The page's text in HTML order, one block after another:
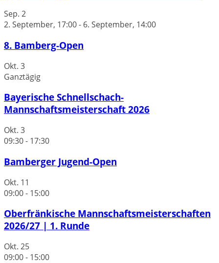
Sep. 2
2. September, 17:00- 6. September, 14:00
8. Bamberg-Open
Okt. 3
Ganztägig
Bayerische Schnellschach-
Mannschaftsmeisterschaft 2026
Okt. 3
09:30- 17:30
Bamberger Jugend-Open
Okt. 11
09:00- 15:00
Oberfränkische Mannschaftsmeisterschaften
2026/27 | 1. Runde
Okt. 25
09:00- 15:00